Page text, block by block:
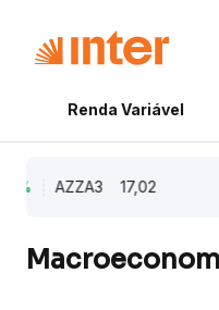
Renda Variável
AZZA3 17,02